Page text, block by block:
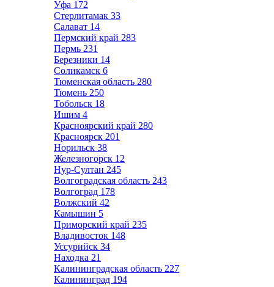
Уфа 172
Стерлитамак 33
Салават 14
Пермский край 283
Пермь 231
Березники 14
Соликамск 6
Тюменская область 280
Тюмень 250
Тобольск 18
Ишим 4
Красноярский край 280
Красноярск 201
Норильск 38
Железногорск 12
Нур-Султан 245
Волгоградская область 243
Волгоград 178
Волжский 42
Камышин 5
Приморский край 235
Владивосток 148
Уссурийск 34
Находка 21
Калининградская область 227
Калининград 194